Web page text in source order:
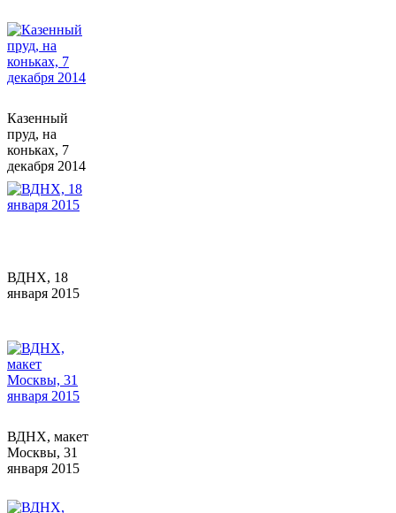
Казенный
пруд, на
коньках, 7
декабря 2014
ВДНХ, 18
января 2015
ВДНХ, макет
Москвы, 31
января 2015